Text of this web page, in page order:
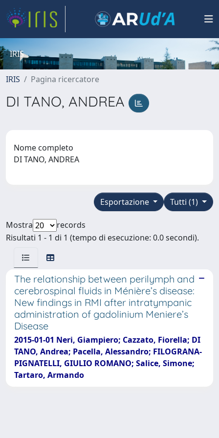
IRIS
IRIS Pagina ricercatore
DI TANO, ANDREA
Nome completo
DI TANO, ANDREA
Tutti (1)
Esportazione
Mostra
records
Risultati 1 - 1 di 1 (tempo di esecuzione: 0.0 secondi).
The relationship between perilymph and
cerebrospinal fluids in Ménière’s disease:
New findings in RMI after intratympanic
administration of gadolinium Meniere’s
Disease
2015-01-01 Neri, Giampiero; Cazzato, Fiorella; DI
TANO, Andrea; Pacella, Alessandro; FILOGRANA-
PIGNATELLI, GIULIO ROMANO; Salice, Simone;
Tartaro, Armando